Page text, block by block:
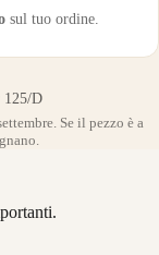
sul tuo ordine.
125/D
Se il pezzo è a